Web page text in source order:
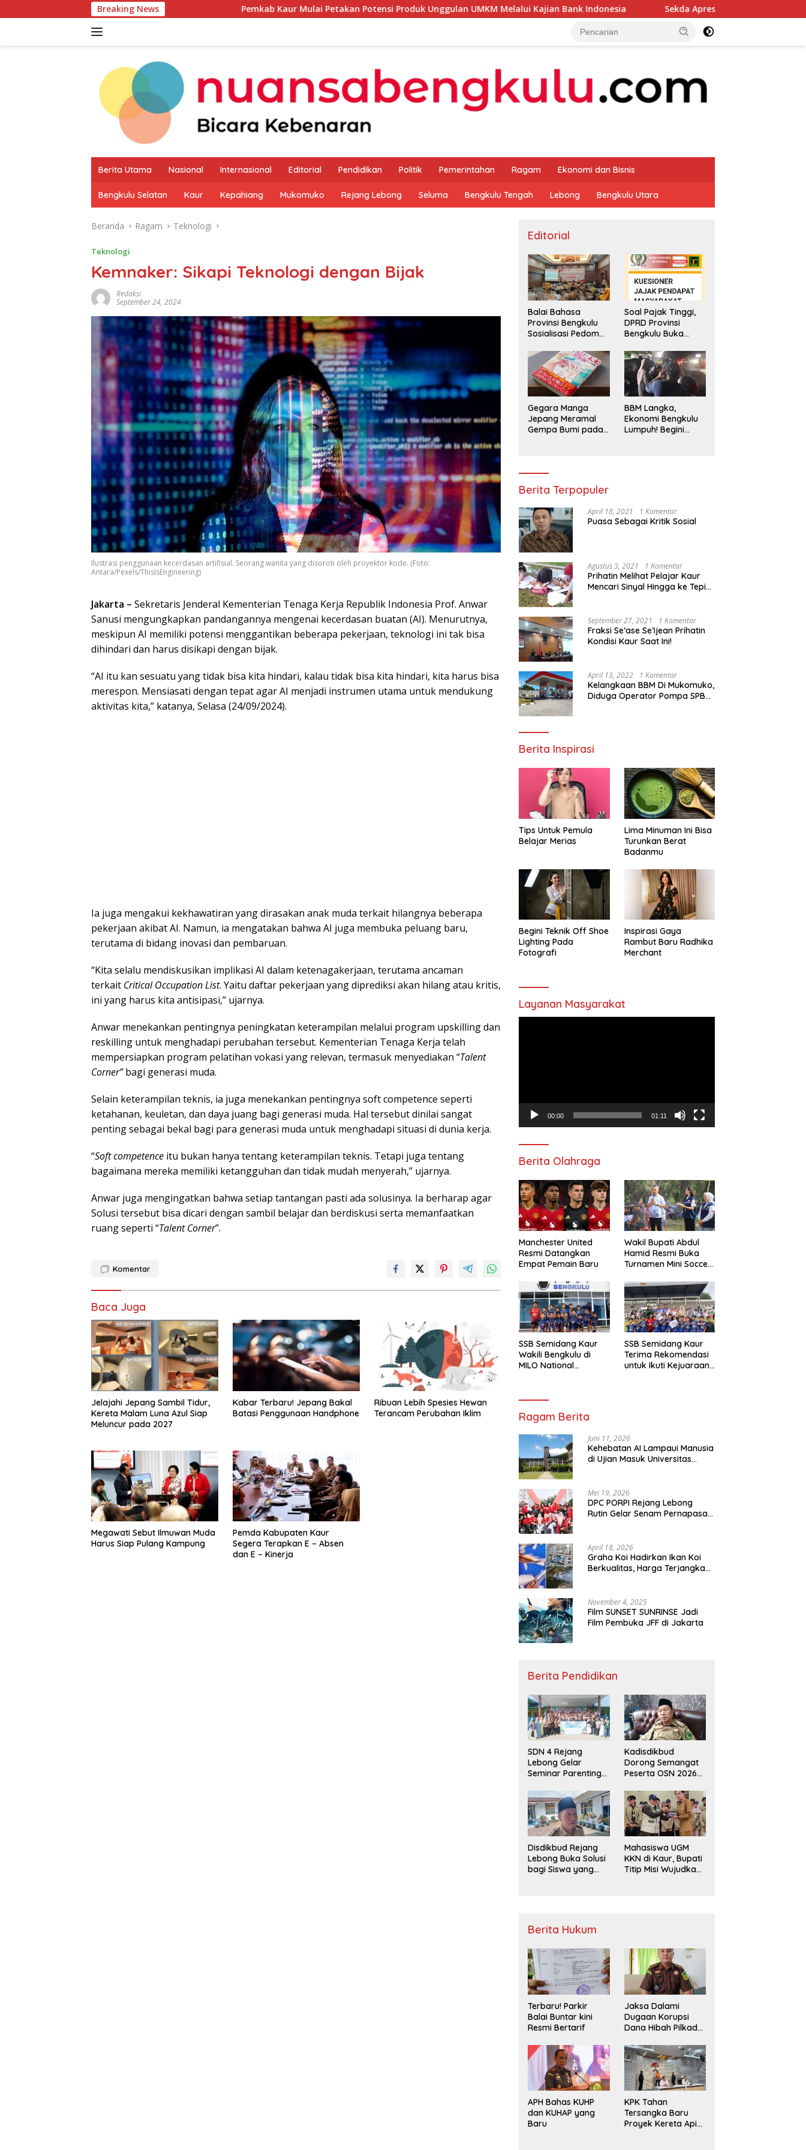
ke
Breaking News Pemkab Kaur Mulai Petakan Potensi Produk Unggulan UMKM Melalui Kajian Bank Indonesia Sekda Apresiasi Inspektorat Provinsi Bengkulu
Berita Utama Nasional Internasional Editorial Pendidikan Politik Pemerintahan Ragam Ekonomi dan Bisnis
Bengkulu Selatan Kaur Kepahiang Mukomuko Rejang Lebong Seluma Bengkulu Tengah Lebong Bengkulu Utara
Beranda Ragam Teknologi
Teknologi
Kemnaker: Sikapi Teknologi dengan Bijak
Redaksi
September 24, 2024
Ilustrasi penggunaan kecerdasan artifisial. Seorang wanita yang disoroti oleh proyektor kode. (Foto:
Antara/Pexels/ThisIsEngineering)
Jakarta – Sekretaris Jenderal Kementerian Tenaga Kerja Republik Indonesia Prof. Anwar
Sanusi mengungkapkan pandangannya mengenai kecerdasan buatan (AI). Menurutnya,
meskipun AI memiliki potensi menggantikan beberapa pekerjaan, teknologi ini tak bisa
dihindari dan harus disikapi dengan bijak.
“AI itu kan sesuatu yang tidak bisa kita hindari, kalau tidak bisa kita hindari, kita harus bisa
merespon. Mensiasati dengan tepat agar AI menjadi instrumen utama untuk mendukung
aktivitas kita,” katanya, Selasa (24/09/2024).
Ia juga mengakui kekhawatiran yang dirasakan anak muda terkait hilangnya beberapa
pekerjaan akibat AI. Namun, ia mengatakan bahwa AI juga membuka peluang baru,
terutama di bidang inovasi dan pembaruan.
“Kita selalu mendiskusikan implikasi AI dalam ketenagakerjaan, terutama ancaman
terkait Critical Occupation List. Yaitu daftar pekerjaan yang diprediksi akan hilang atau kritis,
ini yang harus kita antisipasi,” ujarnya.
Anwar menekankan pentingnya peningkatan keterampilan melalui program upskilling dan
reskilling untuk menghadapi perubahan tersebut. Kementerian Tenaga Kerja telah
mempersiapkan program pelatihan vokasi yang relevan, termasuk menyediakan “Talent
Corner”bagi generasi muda.
Selain keterampilan teknis, ia juga menekankan pentingnya soft competence seperti
ketahanan, keuletan, dan daya juang bagi generasi muda. Hal tersebut dinilai sangat
penting sebagai bekal bagi para generasi muda untuk menghadapi situasi di dunia kerja.
“Soft competence itu bukan hanya tentang keterampilan teknis. Tetapi juga tentang
bagaimana mereka memiliki ketangguhan dan tidak mudah menyerah,” ujarnya.
Anwar juga mengingatkan bahwa setiap tantangan pasti ada solusinya. Ia berharap agar
Solusi tersebut bisa dicari dengan sambil belajar dan berdiskusi serta memanfaatkan
ruang seperti “Talent Corner”.
Komentar
Baca Juga
Jelajahi Jepang Sambil Tidur,
Kereta Malam Luna Azul Siap
Meluncur pada 2027
Kabar Terbaru! Jepang Bakal
Batasi Penggunaan Handphone
Ribuan Lebih Spesies Hewan
Terancam Perubahan Iklim
Megawati Sebut Ilmuwan Muda
Harus Siap Pulang Kampung
Pemda Kabupaten Kaur
Segera Terapkan E – Absen
dan E – Kinerja
Editorial
Balai Bahasa
Provinsi Bengkulu
Sosialisasi Pedoman
Penggunaan
Bahasa Indonesia
Soal Pajak Tinggi,
DPRD Provinsi
Bengkulu Buka
Pengaduan
Masyarakat
Gegara Manga
Jepang Meramal
Gempa Bumi pada
BBM Langka,
Ekonomi Bengkulu
Lumpuh! Begini
Berita Terpopuler
April 18, 2021 1 Komentar
Puasa Sebagai Kritik Sosial
Agustus 3, 2021 1 Komentar
Prihatin Melihat Pelajar Kaur
Mencari Sinyal Hingga ke Tepi
Segera Bertindak
September 27, 2021 1 Komentar
Fraksi Se’ase Se’ijean Prihatin
Kondisi Kaur Saat Ini!
April 13, 2022 1 Komentar
Kelangkaan BBM Di Mukomuko,
Diduga Operator Pompa SPBU
Berita Inspirasi
Tips Untuk Pemula
Belajar Merias
Lima Minuman Ini Bisa
Turunkan Berat
Badanmu
Begini Teknik Off Shoe
Lighting Pada
Fotografi
Inspirasi Gaya
Rambut Baru Radhika
Merchant
Layanan Masyarakat
00:00 01:11
Berita Olahraga
Manchester United
Resmi Datangkan
Empat Pemain Baru
Wakil Bupati Abdul
Hamid Resmi Buka
Turnamen Mini Soccer
SSB Semidang Kaur
Wakili Bengkulu di
MILO National
SSB Semidang Kaur
Terima Rekomendasi
untuk Ikuti Kejuaraan
Ragam Berita
Juni 11, 2026
Kehebatan AI Lampaui Manusia
di Ujian Masuk Universitas
Mei 19, 2026
DPC PORPI Rejang Lebong
Rutin Gelar Senam Pernapasan
April 18, 2026
Graha Koi Hadirkan Ikan Koi
Berkualitas, Harga Terjangkau
November 4, 2025
Film SUNSET SUNRINSE Jadi
Film Pembuka JFF di Jakarta
Berita Pendidikan
SDN 4 Rejang
Lebong Gelar
Seminar Parenting
Bullying,
Kadisdikbud: Patut
Jadi Contoh
Kadisdikbud
Dorong Semangat
Peserta OSN 2026
Disdikbud Rejang
Lebong Buka Solusi
bagi Siswa yang
Mahasiswa UGM
KKN di Kaur, Bupati
Titip Misi Wujudkan
Berita Hukum
Terbaru! Parkir
Balai Buntar kini
Resmi Bertarif
Jaksa Dalami
Dugaan Korupsi
Dana Hibah Pilkada
Kaur
APH Bahas KUHP
dan KUHAP yang
Baru
KPK Tahan
Tersangka Baru
Proyek Kereta Api